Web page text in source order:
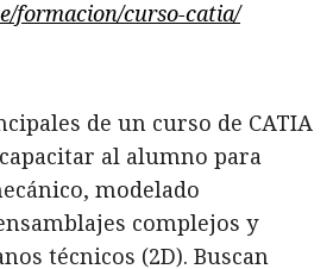
formacion/curso-catia/
de un curso de CATIA
al alumno para
modelado
complejos y
técnicos (2D). Buscan